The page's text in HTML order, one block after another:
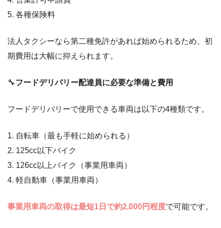
5. 各種保険料
法人タクシーなら第二種免許があれば始められるため、初
期費用は大幅に抑えられます。
🔧フードデリバリー配達員に必要な準備と費用
フードデリバリーで使用できる車両は以下の4種類です。
1. 自転車（最も手軽に始められる）
2. 125cc以下バイク
3. 126cc以上バイク（事業用車両）
4. 軽自動車（事業用車両）
事業用車両の取得は最短1日で約2,000円程度で可能です。